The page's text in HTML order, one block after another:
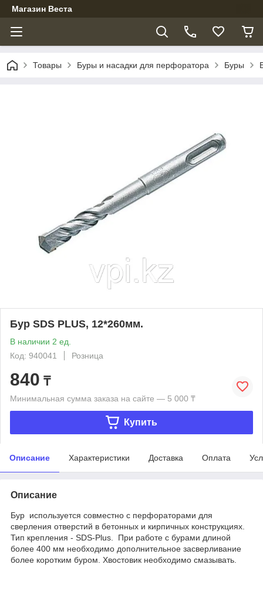
Магазин Веста
Товары Буры и насадки для перфоратора Буры
Бур SDS PLUS, 12*260мм.
В наличии 2 ед.
Код: 940041
Розница
840 ₸
Минимальная сумма заказа на сайте — 5 000 ₸
Купить
Описание Характеристики Доставка Оплата
Описание
Бур используется совместно с перфораторами для
сверления отверстий в бетонных и кирпичных конструкциях.
Тип крепления - SDS-Plus. При работе с бурами длиной
более 400 мм необходимо дополнительное засверливание
более коротким буром. Хвостовик необходимо смазывать.